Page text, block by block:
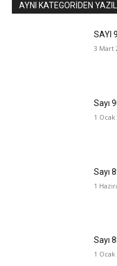
AYNI KATEGORIDEN
SAYI
3 Mart
Sayı
1 Ocak
Sayı
1
Sayı
1 Ocak